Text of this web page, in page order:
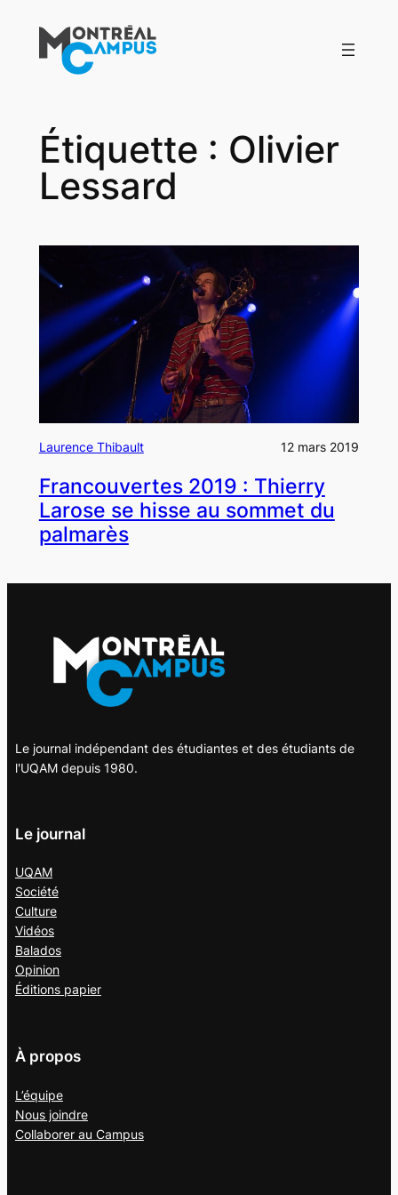
contenu
Étiquette : Olivier
Lessard
Laurence Thibault 12 mars 2019
Francouvertes 2019 : Thierry
Larose se hisse au sommet du
palmarès
Le journal indépendant des étudiantes et des étudiants de
l'UQAM depuis 1980.
Le journal
UQAM
Société
Culture
Vidéos
Balados
Opinion
Éditions papier
À propos
L’équipe
Nous joindre
Collaborer au Campus